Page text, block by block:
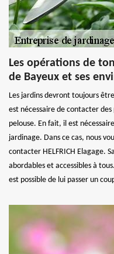
Les opérations de
de Bayeux et ses
Les jardins devront toujours
est nécessaire de contacter
pelouse. En fait, il est
jardinage. Dans ce cas, nous
contacter HELFRICH Elagage.
abordables et accessibles à
est possible de lui passer un